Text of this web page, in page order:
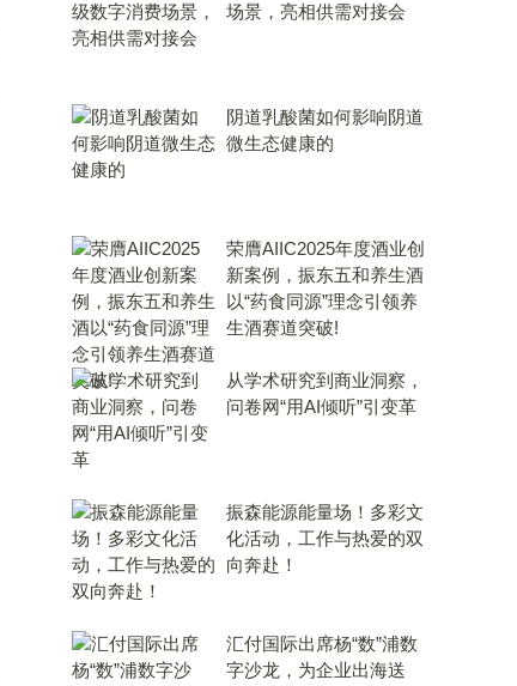
场景，亮相供需对接会
​阴道乳酸菌如何影响阴道
微生态健康的
荣膺AIIC2025年度酒业创
新案例，振东五和养生酒
以“药食同源”理念引领养
生酒赛道突破!
从学术研究到商业洞察，
问卷网“用AI倾听”引变革
振森能源能量场！多彩文
化活动，工作与热爱的双
向奔赴！
汇付国际出席杨“数”浦数
字沙龙，为企业出海送